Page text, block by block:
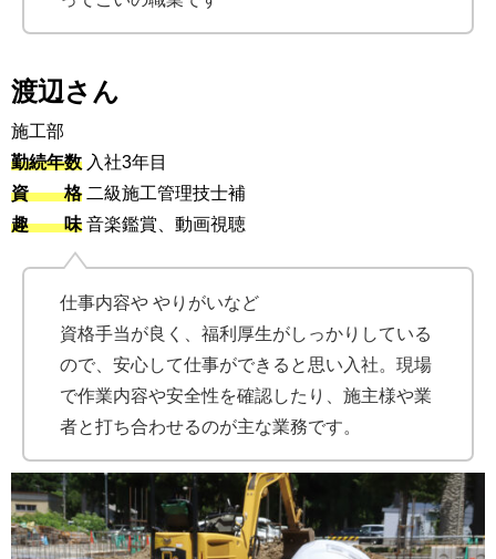
渡辺さん
施工部
勤続年数 入社3年目
資 格二級施工管理技士補
趣 味 音楽鑑賞、動画視聴
仕事内容や やりがいなど
資格手当が良く、福利厚生がしっかりしている
ので、安心して仕事ができると思い入社。現場
で作業内容や安全性を確認したり、施主様や業
者と打ち合わせるのが主な業務です。